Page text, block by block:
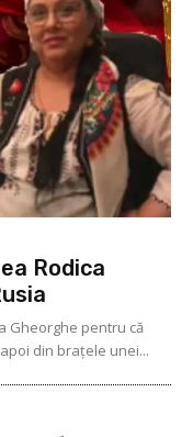
Rodica
Gheorghe pentru că
din braţele unei...